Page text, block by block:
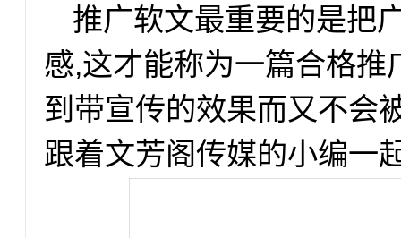
推广软文最重要的是把
感,这才能称为一篇合格
到带宣传的效果而又不会
跟着文芳阁传媒的小编一